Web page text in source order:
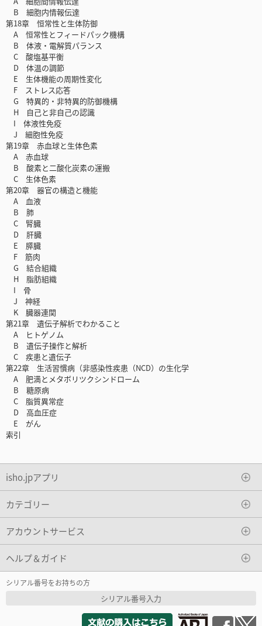
B 細胞内情報伝達
第18章 恒常性と生体防御
A 恒常性とフィードパック機構
B 体液・電解質パランス
C 酸塩基平衡
D 体温の調節
E 生体機能の周期性変化
F ストレス応答
G 特異的・非特異的防御機構
H 自己と非自己の認識
I 体液性免疫
J 細胞性免疫
第19章 赤血球と生体色素
A 赤血球
B 酸素と二酸化炭素の運搬
C 生体色素
第20章 器官の構造と機能
A 血液
B 肺
C 腎臓
D 肝臓
E 膵臓
F 筋肉
G 結合組織
H 脂肪組織
I 骨
J 神経
K 臓器連関
第21章 遺伝子解析でわかること
A ヒトゲノム
B 遺伝子操作と解析
C 疾患と遺伝子
第22章 生活習慣病（非感染性疾患（NCD）の生化学
A 肥満とメタボリツクシンドローム
B 糖原病
C 脂質異常症
D 高血圧症
E がん
索引
isho.jpアプリ
カテゴリー
アカウントサービス
ヘルプ＆ガイド
シリアル番号をお持ちの方
シリアル番号入力